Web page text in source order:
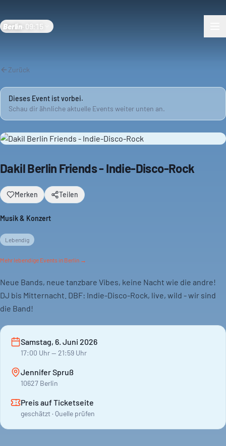
Berlin 09:15
Zurück
Dieses Event ist vorbei.
Schau dir ähnliche aktuelle Events weiter unten an.
Dakil Berlin Friends - Indie-Disco-Rock
Merken Teilen
Musik & Konzert
Lebendig
Mehr lebendige Events in Berlin →
Neue Bands, neue tanzbare Vibes, keine Nacht wie die andre!
DJ bis Mitternacht. DBF: Indie-Disco-Rock, live, wild - wir sind
die Band!
Samstag, 6. Juni 2026
17:00 Uhr— 21:59 Uhr
Jennifer Spruß
10627 Berlin
Preis auf Ticketseite
geschätzt · Quelle prüfen